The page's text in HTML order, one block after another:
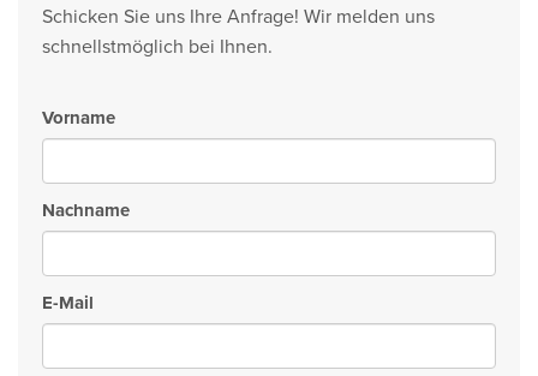
Schicken Sie uns Ihre Anfrage! Wir melden uns
schnellstmöglich bei Ihnen.
Vorname
Nachname
E-Mail